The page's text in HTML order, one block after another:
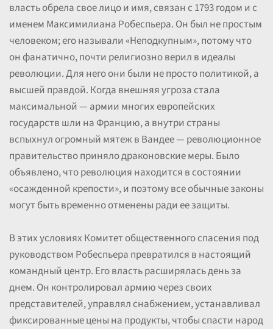
власть обрела свое лицо и имя, связан с 1793 годом и с
именем Максимилиана Робеспьера. Он был не простым
человеком; его называли «Неподкупным», потому что
он фанатично, почти религиозно верил в идеалы
революции. Для него они были не просто политикой, а
высшей правдой. Когда внешняя угроза стала
максимальной — армии многих европейских
государств шли на Францию, а внутри страны
вспыхнул огромный мятеж в Вандее — революционное
правительство приняло драконовские меры. Было
объявлено, что революция находится в состоянии
«осажденной крепости», и поэтому все обычные законы
могут быть временно отменены ради ее защиты.
В этих условиях Комитет общественного спасения под
руководством Робеспьера превратился в настоящий
командный центр. Его власть расширялась день за
днем. Он контролировал армию через своих
представителей, управлял снабжением, устанавливал
фиксированные цены на продукты, чтобы спасти народ